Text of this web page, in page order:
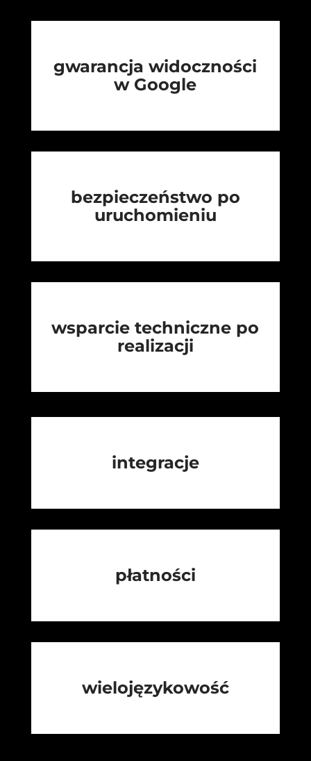
gwarancja widoczności
w Google
bezpieczeństwo po
uruchomieniu
wsparcie techniczne po
realizacji
integracje
płatności
wielojęzykowość